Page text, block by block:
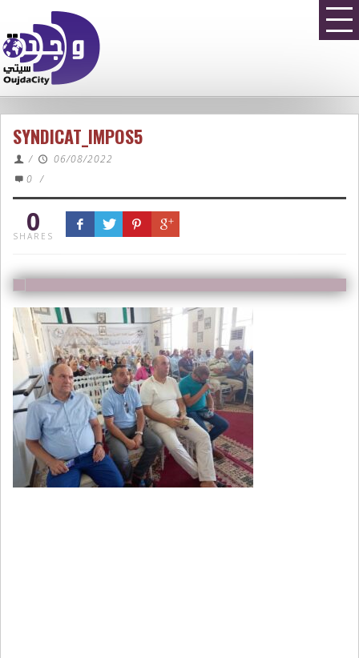
SYNDICAT_IMPOS5
/
06/08/2022
0 /
0
SHARES